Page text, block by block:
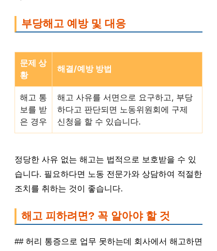
부당해고 예방 및 대응
문제 상
황
해결/예방 방법
해고 통
보를 받
은 경우
해고 사유를 서면으로 요구하고, 부당
하다고 판단되면 노동위원회에 구제
신청을 할 수 있습니다.
정당한 사유 없는 해고는 법적으로 보호받을 수 있
습니다. 필요하다면 노동 전문가와 상담하여 적절한
조치를 취하는 것이 좋습니다.
해고 피하려면? 꼭 알아야 할 것
## 허리 통증으로 업무 못하는데 회사에서 해고하면